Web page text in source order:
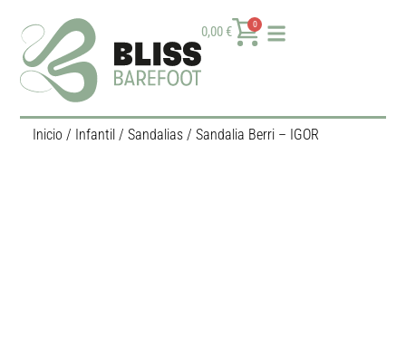
0,00€ 0
Inicio / Infantil/ Sandalias/ Sandalia Berri – IGOR